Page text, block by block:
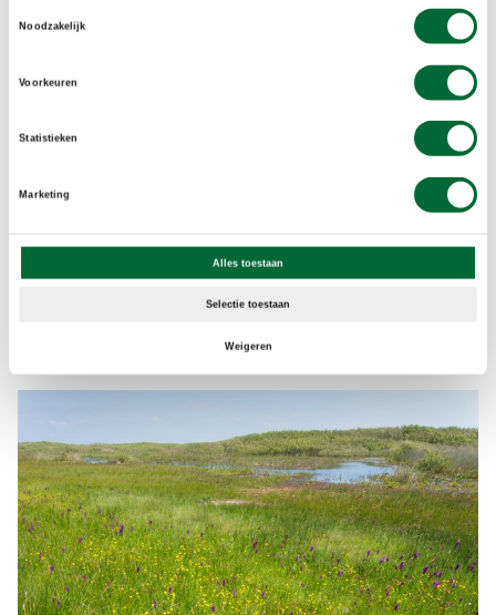
Noodzakelijk
Voorkeuren
Statistieken
Marketing
Alles toestaan
Selectie toestaan
Weigeren
Orchidee in het Gerendal. (Foto: © Shutterstock)